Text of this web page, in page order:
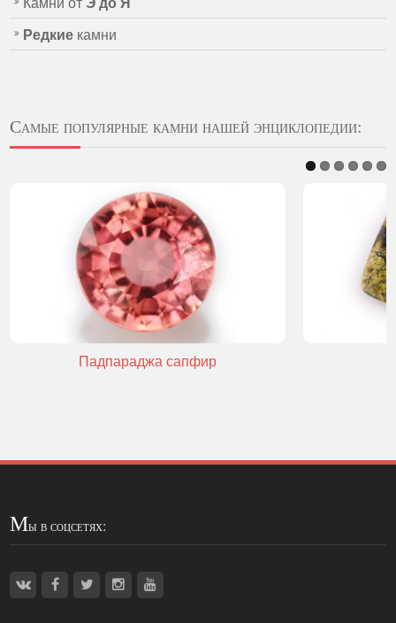
Камни отЭ до Я
Редкие камни
Самые популярные камни нашей энциклопедии:
Падпараджа сапфир
Мы в соцсетях: